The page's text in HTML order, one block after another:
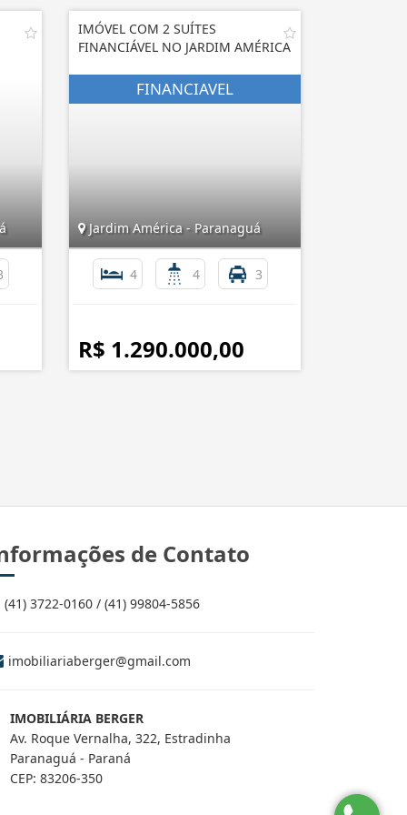
IMÓVEL COM 2 SUÍTES
FINANCIÁVEL NO JARDIM AMÉRICA
Jardim América - Paranaguá
4 4 3
R$ 1.290.000,00
de Contato
(41) 3722-0160 / (41) 99804-5856
imobiliariaberger@gmail.com
IMOBILIÁRIA BERGER
Av. Roque Vernalha, 322, Estradinha
Paranaguá - Paraná
CEP: 83206-350